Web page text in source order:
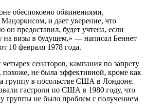
обеспокоено обвинениями,
и дает уверение, что
предоставил, будет учтена, если
на визы в будущем,» — написал Беннет
10 февраля 1978 года.
сенаторов, кампания по запрету
не была эффективной, кроме как
группу в посольстве США в Лондоне.
гастроли по США в 1980 году, что
у группы не было проблем с получением